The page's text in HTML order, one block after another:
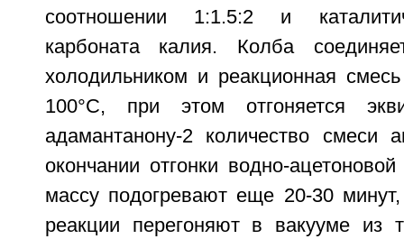
соотношении 1:1.5:2 и
карбоната калия. Колба
холодильником и реакционная
100°С, при этом отгоняется
адамантанону-2 количество
окончании отгонки водно-
массу подогревают еще 20-30
реакции перегоняют в вакууме из